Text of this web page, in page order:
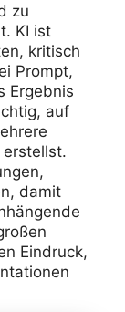
zu
KI ist
kritisch
Prompt,
Ergebnis
auf
damit
Eindruck,